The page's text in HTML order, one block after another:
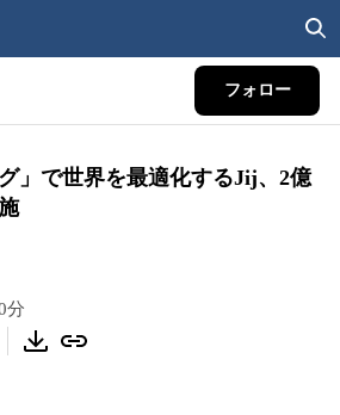
フォロー
」で世界を最適化するJij、2億
分